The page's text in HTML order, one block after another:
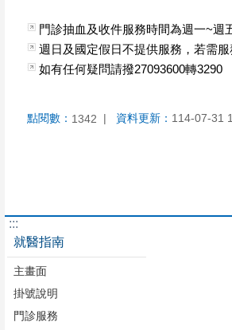
門診抽血及收件服務時間為週一~週
週日及國定假日不提供服務，若需
如有任何疑問請撥27093600轉3290
點閱數： 1342 資料更新： 114-07-31
:::
就醫指南
主畫面
掛號說明
門診服務